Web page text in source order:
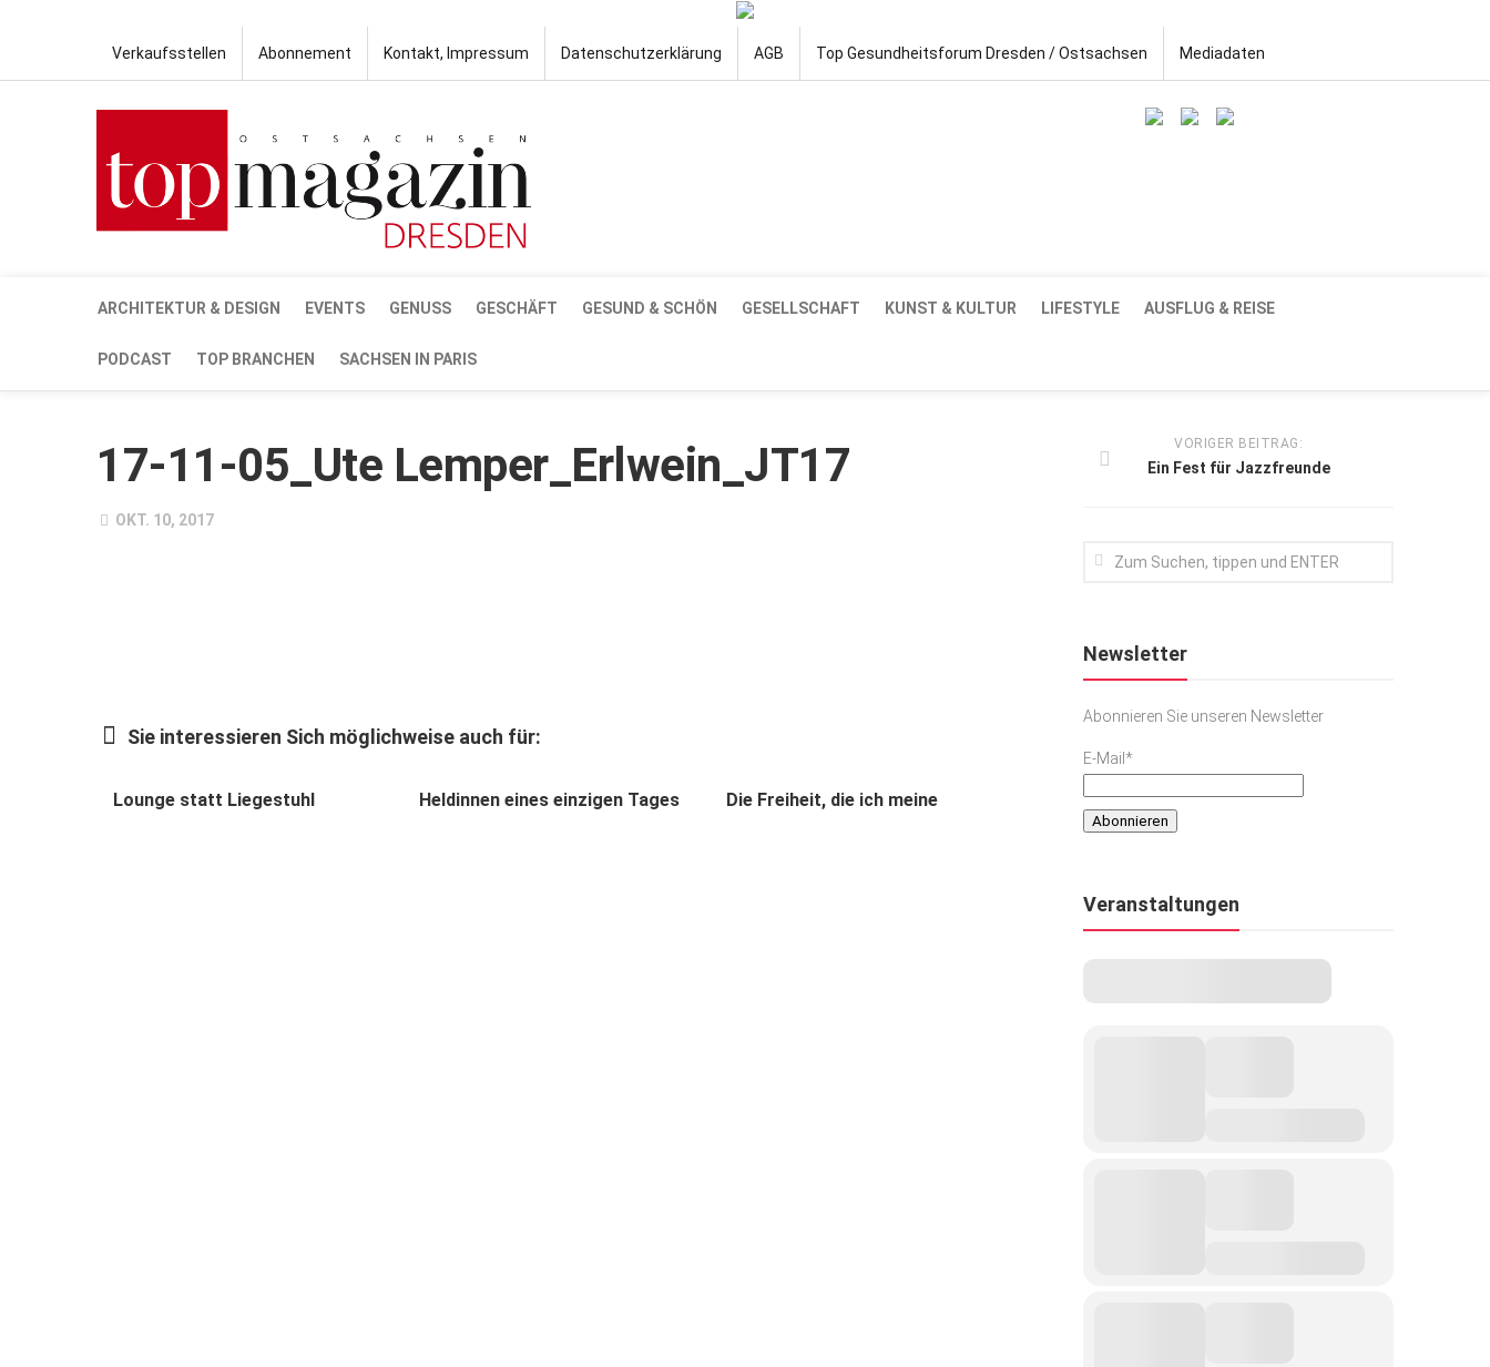
Verkaufsstellen Abonnement Kontakt, Impressum Datenschutzerklärung AGB Top Gesundheitsforum Dresden / Ostsachsen Mediadaten
ARCHITEKTUR & DESIGN EVENTS GENUSS GESCHÄFT GESUND & SCHÖN GESELLSCHAFT KUNST & KULTUR LIFESTYLE AUSFLUG & REISE
PODCAST TOP BRANCHEN SACHSEN IN PARIS
17-11-05_Ute Lemper_Erlwein_JT17
OKT. 10, 2017
Sie interessieren Sich möglichweise auch für:
Lounge statt Liegestuhl Heldinnen eines einzigen Tages Die Freiheit, die ich meine
VORIGER BEITRAG:
Ein Fest für Jazzfreunde
Newsletter
Abonnieren Sie unseren Newsletter
E-Mail*
Veranstaltungen